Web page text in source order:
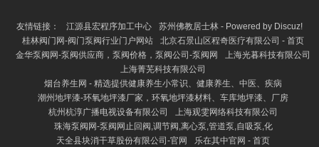
友情链接： 江源县宏程序加工中心
苏州佛教居士林 - Powered by Discuz!
桂林阀门网-阀门泵阀行业门户网站
北京石景山区程奇医疗有限公司 - 首页
金华泵阀网-泵阀供应商，泵阀价格，泵阀公司-泵阀网
上海光暮科技有限公司
上海菁芜科技有限公司
烟台养生网 - 精选提供健康养生小常识、健康养生、中医、疾病
潮州地坪漆-环氧地坪漆厂家，环氧地坪漆材料、车库地坪漆、厂房
杭州杭淳广播电视设备有限公司
上海观雯网络科技有限公司
珠海泵阀网-泵阀网止回阀,调节阀,离心泵,管道泵,自吸泵,化
天全县块消干草股份有限公司-官网
乐在其中官网 - 首页